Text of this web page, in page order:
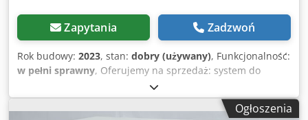
Zapytania Zadzwoń
Rok budowy: 2023, stan: dobry (używany), Funkcjonalność:
w pełni sprawny, Oferujemy na sprzedaż: system do
reakcji łańcuchowej polimerazy w czasie rzeczywistym
(Real-Time PCR) QuantStudio 5 firmy Applied Biosystems,
będący częścią oferty Thermo Fisher Scientific. Urządzenie
Ogłoszenia